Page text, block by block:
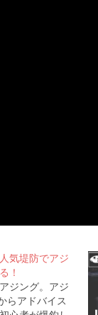
気堤防でアジ
！
ジング。アジ
らアドバイス